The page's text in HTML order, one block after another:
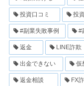
投資口コミ 投
#副業失敗事例 #
返金 LINE詐欺
出金できない 仮
返金相談 FX